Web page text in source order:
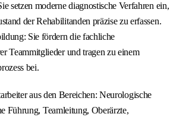
setzen moderne diagnostische Verfahren ein,
der Rehabilitanden präzise zu erfassen.
Sie fördern die fachliche
Teammitglieder und tragen zu einem
bei.
aus den Bereichen: Neurologische
Führung, Teamleitung, Oberärzte,